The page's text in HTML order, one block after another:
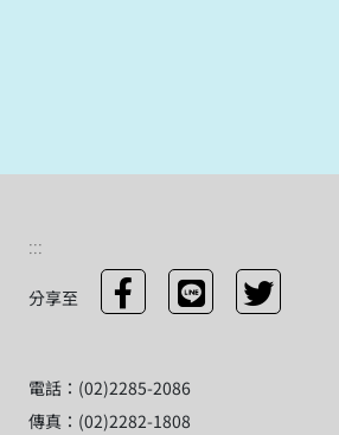
:::
分享至
電話：(02)2285-2086
傳真：(02)2282-1808